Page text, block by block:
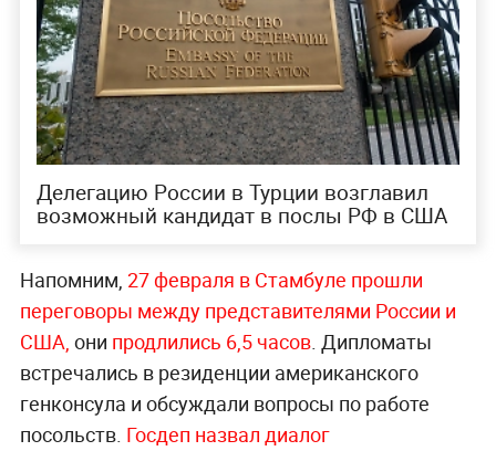
Делегацию России в Турции возглавил
возможный кандидат в послы РФ в США
Напомним, 27 февраля в Стамбуле прошли
переговоры между представителями России и
США, они продлились 6,5 часов. Дипломаты
встречались в резиденции американского
генконсула и обсуждали вопросы по работе
посольств. Госдеп назвал диалог